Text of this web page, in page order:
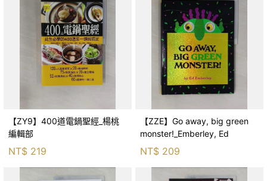
【ZY9】400道電鍋聖經_楊桃
編輯部
NT$ 219
【ZZE】Go away, big green
monster!_Emberley, Ed
NT$ 209